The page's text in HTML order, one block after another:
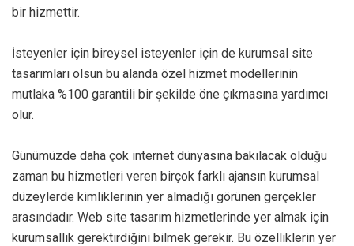
bir hizmettir.
İsteyenler için bireysel isteyenler için de kurumsal site
tasarımları olsun bu alanda özel hizmet modellerinin
mutlaka %100 garantili bir şekilde öne çıkmasına yardımcı
olur.
Günümüzde daha çok internet dünyasına bakılacak olduğu
zaman bu hizmetleri veren birçok farklı ajansın kurumsal
düzeylerde kimliklerinin yer almadığı görünen gerçekler
arasındadır. Web site tasarım hizmetlerinde yer almak için
kurumsallık gerektirdiğini bilmek gerekir. Bu özelliklerin yer